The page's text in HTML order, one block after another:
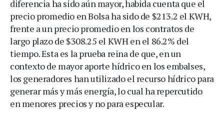
diferencia ha sido aún mayor, habida cuenta que el
precio promedio en Bolsa ha sido de $213.2 el KWH,
frente a un precio promedio en los contratos de
largo plazo de $308.25 el KWH en el 86.2% del
tiempo. Esta es la prueba reina de que, en un
contexto de mayor aporte hídrico en los embalses,
los generadores han utilizado el recurso hídrico para
generar más y más energía, lo cual ha repercutido
en menores precios y no para especular.